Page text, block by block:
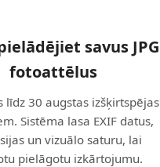
savus JPG
fotoattēlus
līdz 30 augstas izšķirtspējas
Sistēma lasa EXIF datus,
un vizuālo saturu, lai
pielāgotu izkārtojumu.